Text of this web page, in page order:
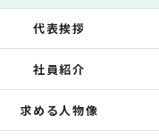
代表挨拶
社員紹介
求める人物像